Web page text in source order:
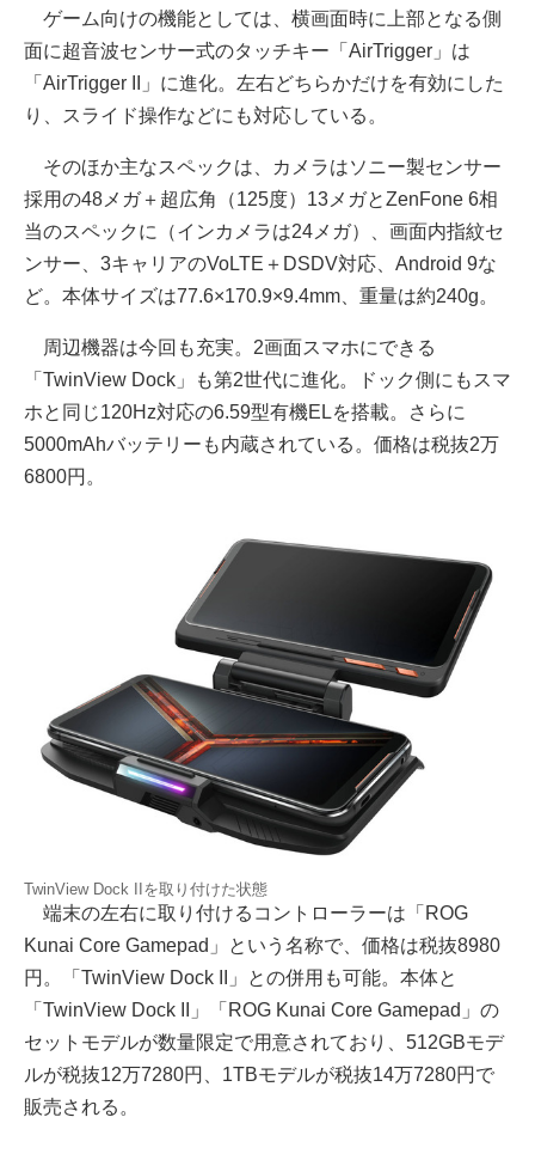
ゲーム向けの機能としては、横画面時に上部となる側
面に超音波センサー式のタッチキー「AirTrigger」は
「AirTrigger II」に進化。左右どちらかだけを有効にした
り、スライド操作などにも対応している。
そのほか主なスペックは、カメラはソニー製センサー
採用の48メガ＋超広角（125度）13メガとZenFone 6相
当のスペックに（インカメラは24メガ）、画面内指紋セ
ンサー、3キャリアのVoLTE＋DSDV対応、Android 9な
ど。本体サイズは77.6×170.9×9.4mm、重量は約240g。
周辺機器は今回も充実。2画面スマホにできる
「TwinView Dock」も第2世代に進化。ドック側にもスマ
ホと同じ120Hz対応の6.59型有機ELを搭載。さらに
5000mAhバッテリーも内蔵されている。価格は税抜2万
6800円。
TwinView Dock IIを取り付けた状態
端末の左右に取り付けるコントローラーは「ROG
Kunai Core Gamepad」という名称で、価格は税抜8980
円。「TwinView Dock II」との併用も可能。本体と
「TwinView Dock II」「ROG Kunai Core Gamepad」の
セットモデルが数量限定で用意されており、512GBモデ
ルが税抜12万7280円、1TBモデルが税抜14万7280円で
販売される。